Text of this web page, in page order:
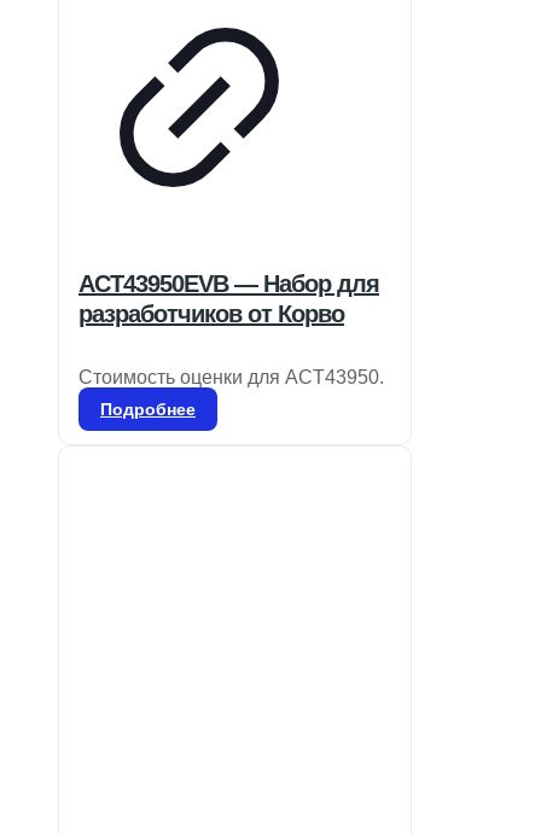
ACT43950EVB — Набор для
разработчиков от Корво
Стоимость оценки для ACT43950.
Подробнее